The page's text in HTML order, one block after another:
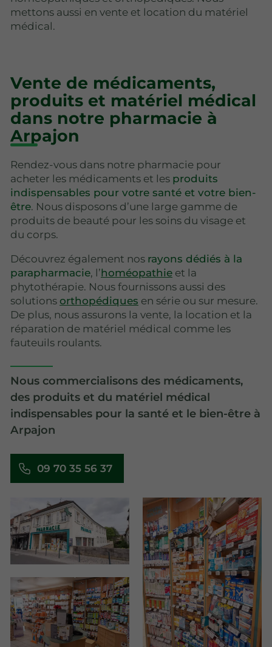
mettons aussi en vente et location du matériel
médical.
Vente de médicaments,
produits et matériel médical
dans notre pharmacie à
Arpajon
Rendez-vous dans notre pharmacie pour
acheter les médicaments et les produits
indispensables pour votre santé et votre bien-
être. Nous disposons d’une large gamme de
produits de beauté pour les soins du visage et
du corps.
Découvrez également nos rayons dédiés à la
parapharmacie, l’homéopathie et la
phytothérapie. Nous fournissons aussi des
solutions orthopédiques en série ou sur mesure.
De plus, nous assurons la vente, la location et la
réparation de matériel médical comme les
fauteuils roulants.
Nous commercialisons des médicaments,
des produits et du matériel médical
indispensables pour la santé et le bien-être à
Arpajon
09 70 35 56 37